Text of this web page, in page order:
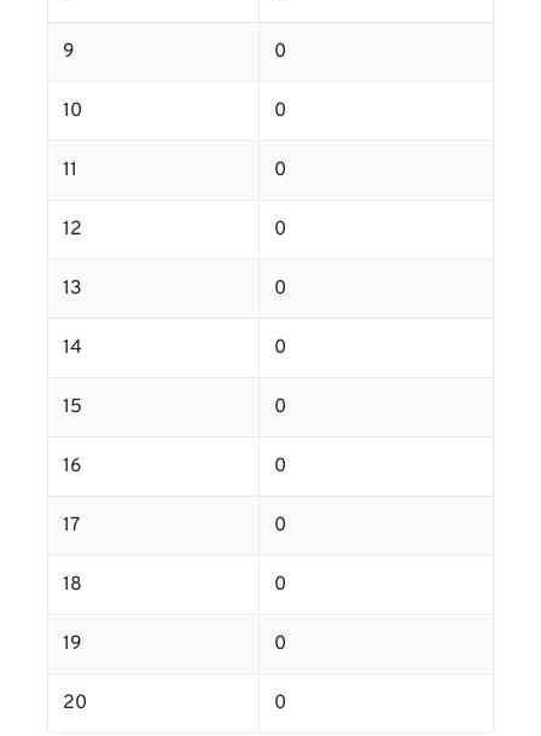
9 0
10 0
11 0
12 0
13 0
14 0
15 0
16 0
17 0
18 0
19 0
20 0